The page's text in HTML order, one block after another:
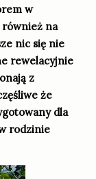
w
również na
nic się nie
rewelacyjnie
z
że
dla
rodzinie